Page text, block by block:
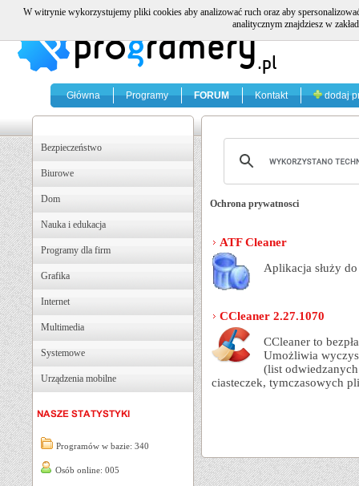
Główna Programy FORUM Kontakt dodaj
Bezpieczeństwo
Biurowe
Dom
Nauka i edukacja
Programy dla firm
Grafika
Internet
Multimedia
Systemowe
Urządzenia mobilne
Programów w bazie: 340
Osób online: 005
Ochrona prywatnosci
ATF Cleaner
Aplikacja służy
CCleaner 2.27.1070
CCleaner to
Umożliwia
(list
ciasteczek, tymczasowych
W witrynie wykorzystujemy pliki cookies aby analizować ruch oraz aby
analitycznym znajdziesz w